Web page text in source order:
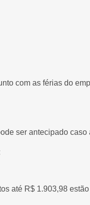
com as férias do
ser antecipado
até R$ 1.903,98